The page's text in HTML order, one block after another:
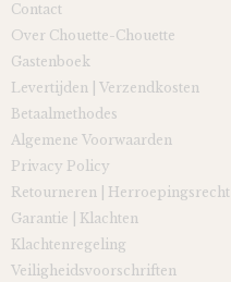
Contact
Over Chouette-Chouette
Gastenboek
Levertijden | Verzendkosten
Betaalmethodes
Algemene Voorwaarden
Privacy Policy
Retourneren | Herroepingsrecht
Garantie | Klachten
Klachtenregeling
Veiligheidsvoorschriften